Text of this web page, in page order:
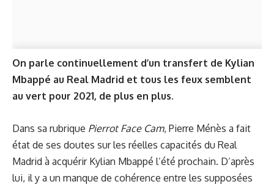
On parle continuellement d’un transfert de Kylian
Mbappé au Real Madrid et tous les feux semblent
au vert pour 2021, de plus en plus.
Dans sa rubrique Pierrot Face Cam, Pierre Ménès a fait
état de ses doutes sur les réelles capacités du Real
Madrid à acquérir Kylian Mbappé l’été prochain. D’après
lui, il y a un manque de cohérence entre les supposées